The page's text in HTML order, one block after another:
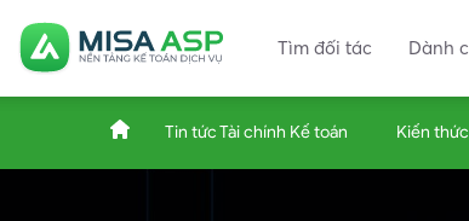
Tìm đối tác Dành
Tin tức Tài chính Kế toán Kiến